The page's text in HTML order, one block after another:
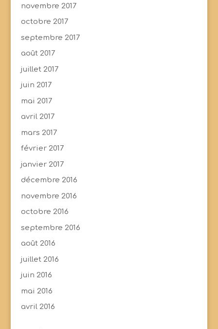
novembre 2017
octobre 2017
septembre 2017
août 2017
juillet 2017
juin 2017
mai 2017
avril 2017
mars 2017
février 2017
janvier 2017
décembre 2016
novembre 2016
octobre 2016
septembre 2016
août 2016
juillet 2016
juin 2016
mai 2016
avril 2016